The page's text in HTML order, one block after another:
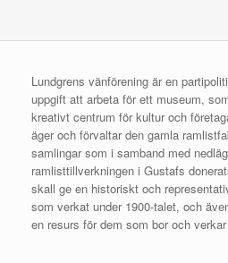
Lundgrens vänförening är en
uppgift att arbeta för ett museum,
kreativt centrum för kultur och
äger och förvaltar den gamla
samlingar som i samband med
ramlisttillverkningen i Gustafs
skall ge en historiskt och
som verkat under 1900-talet, och
en resurs för dem som bor och